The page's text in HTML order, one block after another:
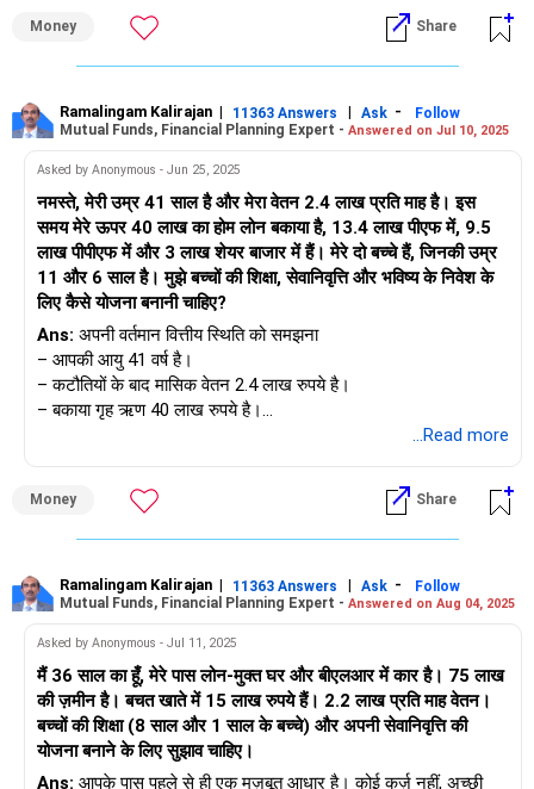
आपके पास 20 लाख रुपये का सोना है।
आपके दो बच्चे हैं, जिनकी उम्र 10 और 4 साल है।
आपका ध्यान शिक्षा योजना और सेवानिवृत्ति योजना पर है।
यह एक मजबूत शुरुआत है। आपने अब तक अपने वित्त का प्रबंधन अच्छी तरह
से किया है।
स्पष्ट वित्तीय लक्ष्य निर्धारित करना
योजना बनाने से पहले, हमें दो प्रमुख लक्ष्यों पर स्पष्टता की आवश्यकता है:
बच्चों की शिक्षा: उच्च शिक्षा के लिए लागत का अनुमान लगाएं। मुद्रास्फीति के
कारण लागत बढ़ रही है।
जीवनशैली को बनाए रखना होगा।
ये लक्ष्य आपकी निवेश और बचत रणनीति का मार्गदर्शन करेंगे।
बच्चों की शिक्षा की भविष्य की लागत का अनुमान लगाना
आपके 10 वर्षीय बच्चे के लिए, उच्च शिक्षा लगभग 8 वर्ष दूर है।
आपके 4 वर्षीय बच्चे के लिए, यह लगभग 14 वर्ष दूर है।
मुद्रास्फीति को ध्यान में रखते हुए, शिक्षा की लागत दोगुनी या तिगुनी भी हो
सकती है।
Money Share
Ramalingam Kalirajan | 11363 Answers | Ask -
Follow
Mutual Funds, Financial Planning Expert - Answered on Jul 10, 2025
Asked by Anonymous - Jun 25, 2025
नमस्ते, मेरी उम्र 41 साल है और मेरा वेतन 2.4 लाख प्रति माह है। इस
समय मेरे ऊपर 40 लाख का होम लोन बकाया है, 13.4 लाख पीएफ में, 9.5
लाख पीपीएफ में और 3 लाख शेयर बाजार में हैं। मेरे दो बच्चे हैं, जिनकी उम्र
11 और 6 साल है। मुझे बच्चों की शिक्षा, सेवानिवृत्ति और भविष्य के निवेश के
लिए कैसे योजना बनानी चाहिए?
Ans: अपनी वर्तमान वित्तीय स्थिति को समझना
– आपकी आयु 41 वर्ष है।
– कटौतियों के बाद मासिक वेतन 2.4 लाख रुपये है।
– बकाया गृह ऋण 40 लाख रुपये है।
– शेयर बाजार में निवेश 3 लाख रुपये है।
– आपके 11 और 6 साल के दो बच्चे हैं।
और बचत भी अच्छी है। लेकिन शिक्षा, गृह ऋण और सेवानिवृत्ति जैसी
ज़िम्मेदारियों के लिए सुनियोजित योजना की आवश्यकता है।
मौजूदा प्रतिबद्धताओं और देनदारियों का आकलन
– आपका गृह ऋण एक बड़ी वित्तीय प्रतिबद्धता है।
– सुनिश्चित करें कि आपकी ईएमआई आपके मासिक वेतन के 35%-40% से
अधिक न हो।
– यदि आपका नकदी प्रवाह सुचारू है, तो ऋण चुकाने में जल्दबाजी न करें।
...Read more
Money Share
Ramalingam Kalirajan | 11363 Answers | Ask -
Follow
Mutual Funds, Financial Planning Expert - Answered on Aug 04, 2025
Asked by Anonymous - Jul 11, 2025
मैं 36 साल का हूँ, मेरे पास लोन-मुक्त घर और बीएलआर में कार है। 75 लाख
की ज़मीन है। बचत खाते में 15 लाख रुपये हैं। 2.2 लाख प्रति माह वेतन।
बच्चों की शिक्षा (8 साल और 1 साल के बच्चे) और अपनी सेवानिवृत्ति की
योजना बनाने के लिए सुझाव चाहिए।
Ans: आपके पास पहले से ही एक मज़बूत आधार है। कोई कर्ज़ नहीं, अच्छी